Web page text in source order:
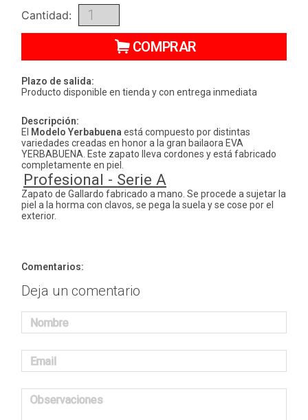
Cantidad:
COMPRAR
Plazo de salida:
Producto disponible en tienda y con entrega inmediata
Descripción:
El Modelo Yerbabuena está compuesto por distintas
variedades creadas en honor a la gran bailaora EVA
YERBABUENA. Este zapato lleva cordones y está fabricado
completamente en piel.
Profesional - Serie A
Zapato de Gallardo fabricado a mano. Se procede a sujetar la
piel a la horma con clavos, se pega la suela y se cose por el
exterior.
Comentarios:
Deja un comentario
Nombre
Email
Observaciones